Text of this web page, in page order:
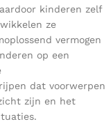
kinderen zelf
ze
vermogen
op een
dat voorwerpen
zijn en het